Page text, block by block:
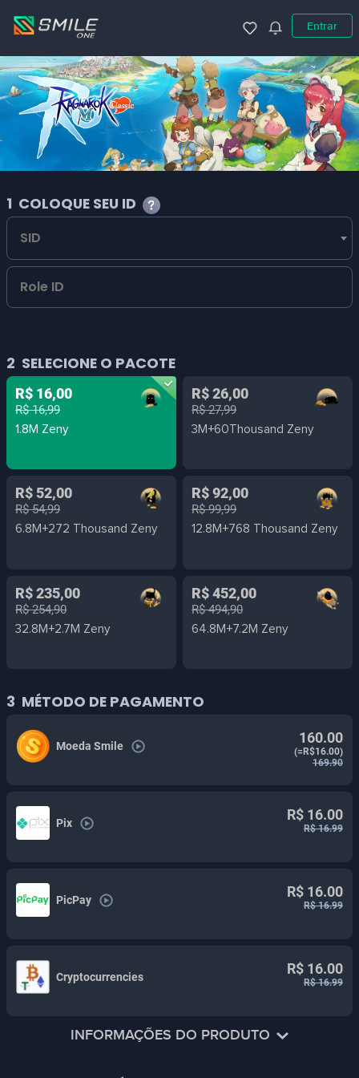
Entrar
1 COLOQUE SEU ID
SID
2 SELECIONE O PACOTE
R$ 16,00
R$ 16,99
1.8M Zeny
R$ 26,00
R$ 27,99
3M+60Thousand Zeny
R$ 52,00
R$ 54,99
6.8M+272 Thousand Zeny
R$ 92,00
R$ 99,99
12.8M+768 Thousand Zeny
R$ 235,00
R$ 254,90
32.8M+2.7M Zeny
R$ 452,00
R$ 494,90
64.8M+7.2M Zeny
3 MÉTODO DE PAGAMENTO
Moeda Smile 160.00
(=R$16.00)
169.90
Pix R$ 16.00
R$ 16.99
PicPay R$ 16.00
R$ 16.99
Cryptocurrencies R$ 16.00
R$ 16.99
INFORMAÇÕES DO PRODUTO